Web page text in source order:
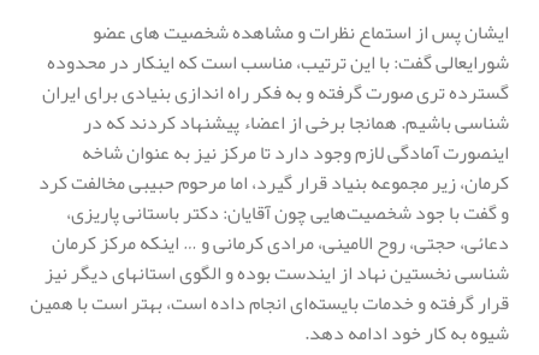
ایشان پس از استماع نظرات و مشاهده شخصیت های عضو
شورایعالی گفت: با این ترتیب، مناسب است که اینکار در محدوده
گسترده تری صورت گرفته و به فکر راه اندازی بنیادی برای ایران
شناسی باشیم. همانجا برخی از اعضاء پیشنهاد کردند که در
اینصورت آمادگی لازم وجود دارد تا مرکز نیز به عنوان شاخه
کرمان، زیر مجموعه بنیاد قرار گیرد، اما مرحوم حبیبی مخالفت کرد
و گفت با جود شخصیت‌هایی چون آقایان: دکتر باستانی پاریزی،
دعائی، حجتی، روح الامینی، مرادی کرمانی و … اینکه مرکز کرمان
شناسی نخستین نهاد از ایندست بوده و الگوی استانهای دیگر نیز
قرار گرفته و خدمات بایسته‌ای انجام داده است، بهتر است با همین
شیوه به کار خود ادامه دهد.